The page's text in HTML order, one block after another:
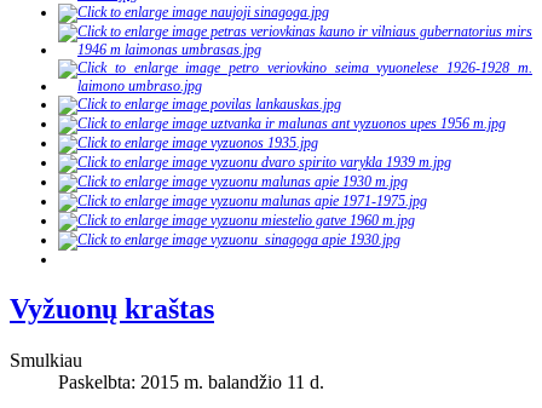
Vyžuonų kraštas
Smulkiau
Paskelbta: 2015 m. balandžio 11 d.